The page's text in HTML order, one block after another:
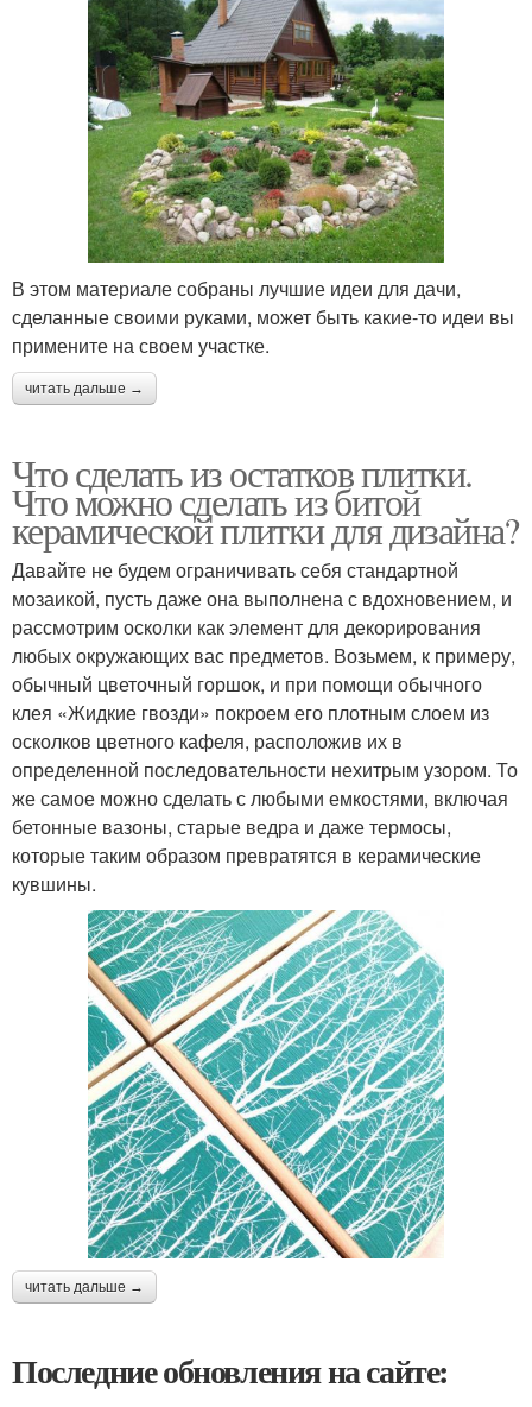
В этом материале собраны лучшие идеи для дачи,
сделанные своими руками, может быть какие-то идеи вы
примените на своем участке.
читать дальше →
Что сделать из остатков плитки.
Что можно сделать из битой
керамической плитки для дизайна?
Давайте не будем ограничивать себя стандартной
мозаикой, пусть даже она выполнена с вдохновением, и
рассмотрим осколки как элемент для декорирования
любых окружающих вас предметов. Возьмем, к примеру,
обычный цветочный горшок, и при помощи обычного
клея «Жидкие гвозди» покроем его плотным слоем из
осколков цветного кафеля, расположив их в
определенной последовательности нехитрым узором. То
же самое можно сделать с любыми емкостями, включая
бетонные вазоны, старые ведра и даже термосы,
которые таким образом превратятся в керамические
кувшины.
читать дальше →
Последние обновления на сайте: